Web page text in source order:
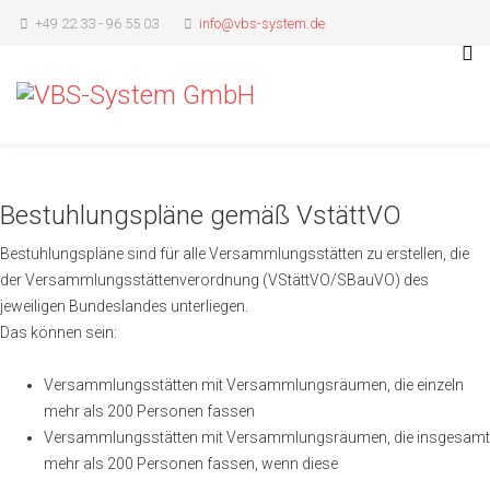
+49 22 33 - 96 55 03 info@vbs-system.de
Bestuhlungspläne gemäß VstättVO
Bestuhlungspläne sind für alle Versammlungsstätten zu erstellen, die
der Versammlungsstättenverordnung (VStättVO/SBauVO) des
jeweiligen Bundeslandes unterliegen.
Das können sein:
Versammlungsstätten mit Versammlungsräumen, die einzeln
mehr als 200 Personen fassen
Versammlungsstätten mit Versammlungsräumen, die insgesamt
mehr als 200 Personen fassen, wenn diese